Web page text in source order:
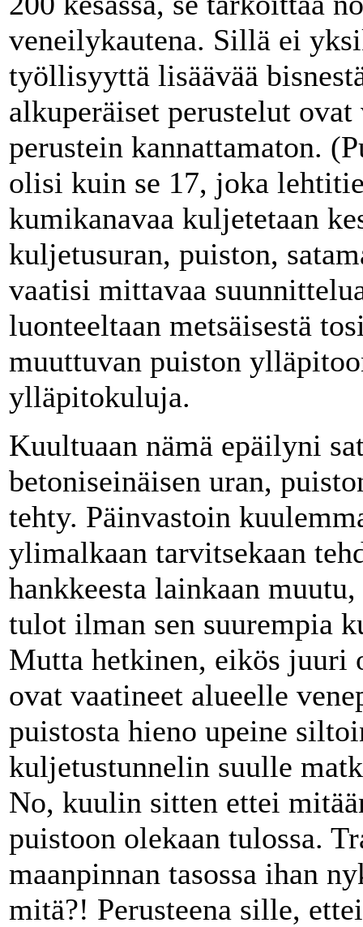
veneilykautena. Sillä ei
työllisyyttä lisäävää
alkuperäiset perustelut
perustein kannattamaton.
olisi kuin se 17, joka
kumikanavaa kuljetetaan
kuljetusuran, puiston,
vaatisi mittavaa
luonteeltaan metsäisestä
muuttuvan puiston
ylläpitokuluja.
Kuultuaan nämä epäilyni
betoniseinäisen uran,
tehty. Päinvastoin
ylimalkaan tarvitsekaan
hankkeesta lainkaan
tulot ilman sen suurempia
Mutta hetkinen, eikös juuri
ovat vaatineet alueelle
puistosta hieno upeine
kuljetustunnelin suulle
No, kuulin sitten ettei
puistoon olekaan tulossa.
maanpinnan tasossa ihan
mitä?! Perusteena sille,